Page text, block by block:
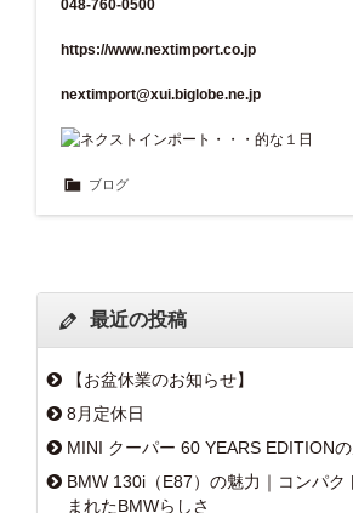
048-760-0500
https://www.nextimport.co.jp
nextimport@xui.biglobe.ne.jp
ブログ
最近の投稿
【お盆休業のお知らせ】
8月定休日
MINI クーパー 60 YEARS EDITION
BMW 130i（E87）の魅力｜コンパク
まれたBMWらしさ